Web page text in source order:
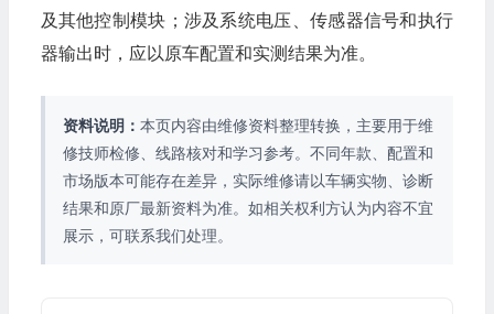
及其他控制模块；涉及系统电压、传感器信号和执行
器输出时，应以原车配置和实测结果为准。
资料说明： 本页内容由维修资料整理转换，主要用于维
修技师检修、线路核对和学习参考。不同年款、配置和
市场版本可能存在差异，实际维修请以车辆实物、诊断
结果和原厂最新资料为准。如相关权利方认为内容不宜
展示，可联系我们处理。